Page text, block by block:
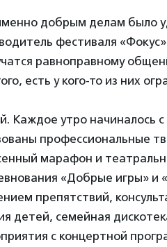
добрым делам было
фестиваля «Фокус»
равноправному
есть у кого-то из них
Каждое утро начиналось с
профессиональные
марафон и
«Добрые игры» и
препятствий,
детей, семейная
с концертной